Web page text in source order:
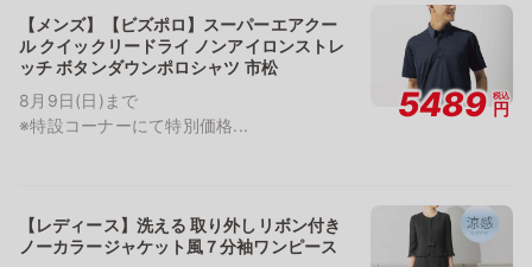
【メンズ】【ビズポロ】スーパーエアクー
ル クイックリードライ ノンアイロンストレ
ッチ ボタンダウンポロシャツ 市松
8月9日(日)まで
※特設コーナーにて特別価格...
5489 税込
円
【レディース】洗える 取り外しリボン付き
ノーカラージャケット風７分袖ワンピース